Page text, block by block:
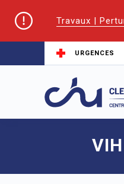
Travaux |
URGENCES
Accueil